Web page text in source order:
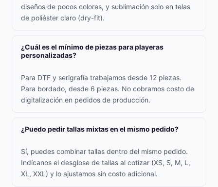
diseños de pocos colores, y sublimación solo en telas
de poliéster claro (dry-fit).
¿Cuál es el mínimo de piezas para playeras
personalizadas?
Para DTF y serigrafía trabajamos desde 12 piezas.
Para bordado, desde 6 piezas. No cobramos costo de
digitalización en pedidos de producción.
¿Puedo pedir tallas mixtas en el mismo pedido?
Sí, puedes combinar tallas dentro del mismo pedido.
Indícanos el desglose de tallas al cotizar (XS, S, M, L,
XL, XXL) y lo ajustamos sin costo adicional.